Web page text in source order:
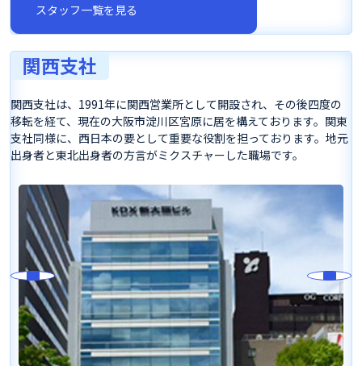
スタッフ一覧を見る
関西支社
関西支社は、1991年に関西営業所として開設され、その後四度の
移転を経て、現在の大阪市淀川区宮原に居を構えております。関東
支社同様に、西日本の要として重要な役割を担っております。地元
出身者と東北出身者の方言がミクスチャーした職場です。